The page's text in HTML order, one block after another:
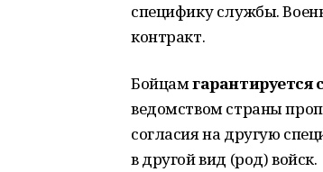
специфику службы.
контракт.
Бойцамгарантируется
ведомством страны
согласия на другую
в другой вид (род) войск.